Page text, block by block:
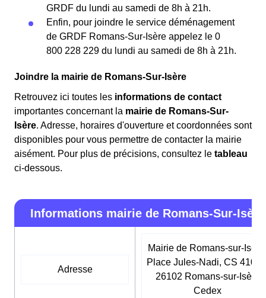
GRDF du lundi au samedi de 8h à 21h.
Enfin, pour joindre le service déménagement
de GRDF Romans-Sur-Isère appelez le 0
800 228 229 du lundi au samedi de 8h à 21h.
Joindre la mairie de Romans-Sur-Isère
Retrouvez ici toutes les informations de contact
importantes concernant la mairie de Romans-Sur-
Isère. Adresse, horaires d'ouverture et coordonnées sont
disponibles pour vous permettre de contacter la mairie
aisément. Pour plus de précisions, consultez le tableau
ci-dessous.
Informations mairie de Romans-Sur-Isère
Adresse
Mairie de Romans-sur-
Place Jules-Nadi, CS
26102 Romans-sur-Isère
Cedex